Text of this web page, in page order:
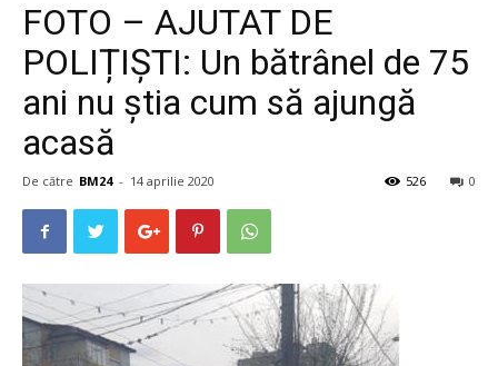
FOTO – AJUTAT DE
POLIȚIȘTI: Un bătrânel de 75
ani nu știa cum să ajungă
acasă
De către BM24 - 14 aprilie 2020 0
526